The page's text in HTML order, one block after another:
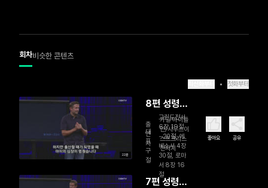
회차비슷한 콘텐츠
첫화부터
22분
8편 성령의
임재(2)
출
연
자
카일 아이들
먼/사우스이
스트크리스
천처치
대
표
구
절
고린도전서
6장 19절
~20절, 에
베소서 4장
30절, 로마
서 8장 16
절
좋아요 공유
7편 성령의